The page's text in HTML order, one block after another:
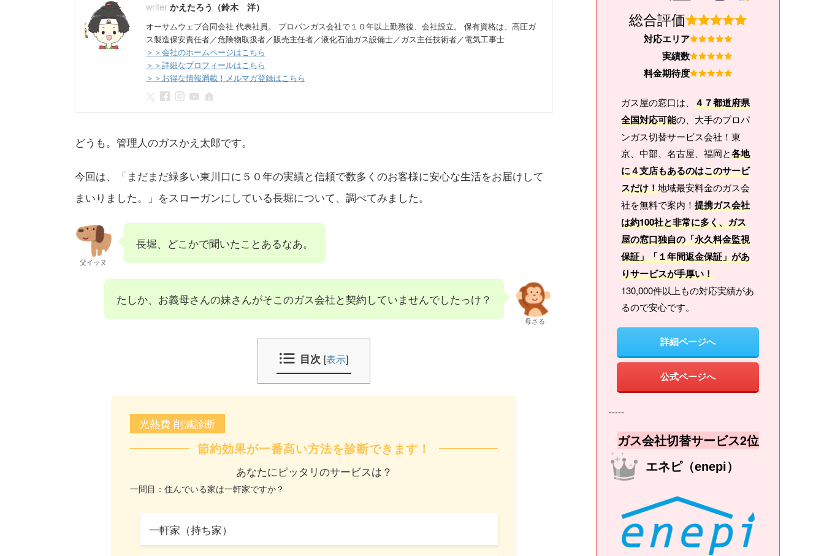
かえたろう（鈴木 洋）
オーサムウェブ合同会社 代表社員。 プロパンガス会社で１０年以上勤務後、会社設立。 保有資格は、高圧ガ
ス製造保安責任者／危険物取扱者／販売主任者／液化石油ガス設備士／ガス主任技術者／電気工事士
＞＞会社のホームページはこちら
＞＞詳細なプロフィールはこちら
＞＞お得な情報満載！メルマガ登録はこちら
どうも。管理人のガスかえ太郎です。
今回は、「まだまだ緑多い東川口に５０年の実績と信頼で数多くのお客様に安心な生活をお届けして
まいりました。」をスローガンにしている長堀について、調べてみました。
父イッヌ
長堀、どこかで聞いたことあるなあ。
たしか、お義母さんの妹さんがそこのガス会社と契約していませんでしたっけ？
母さる
目次 [表示]
光熱費 削減診断
節約効果が一番高い方法を診断できます！
あなたにピッタリのサービスは？
一問目：住んでいる家は一軒家ですか？
一軒家（持ち家）
総合評価
対応エリア
実績数
料金期待度
ガス屋の窓口は、 ４７都道府県
全国対応可能の、大手のプロパ
ンガス切替サービス会社！東
京、中部、名古屋、福岡と各地
に４支店もあるのはこのサービ
スだけ！地域最安料金のガス会
社を無料で案内！ 提携ガス会社
は約100社と非常に多く、ガス
屋の窓口独自の「永久料金監視
保証」「１年間返金保証」があ
りサービスが手厚い！
130,000件以上もの対応実績があ
るので安心です。
詳細ページへ
公式ページへ
-----
ガス会社切替サービス2位
エネピ（enepi）